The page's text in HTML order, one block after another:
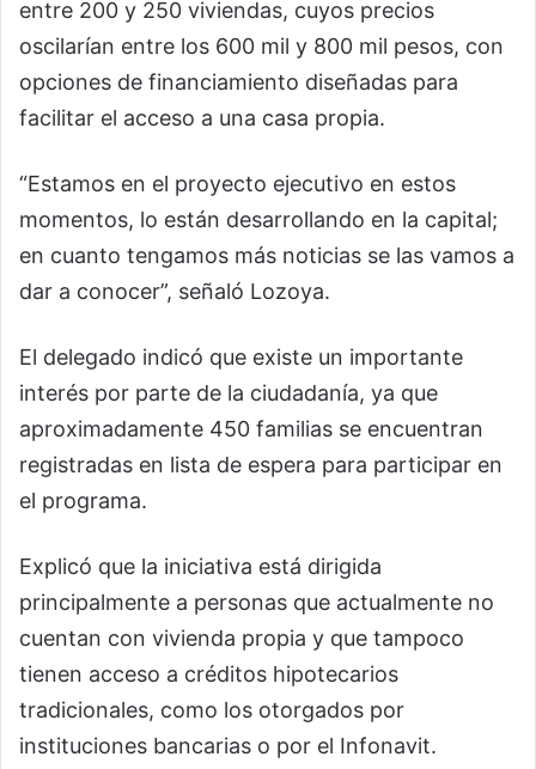
entre 200 y 250 viviendas, cuyos precios
oscilarían entre los 600 mil y 800 mil pesos, con
opciones de financiamiento diseñadas para
facilitar el acceso a una casa propia.
“Estamos en el proyecto ejecutivo en estos
momentos, lo están desarrollando en la capital;
en cuanto tengamos más noticias se las vamos a
dar a conocer”, señaló Lozoya.
El delegado indicó que existe un importante
interés por parte de la ciudadanía, ya que
aproximadamente 450 familias se encuentran
registradas en lista de espera para participar en
el programa.
Explicó que la iniciativa está dirigida
principalmente a personas que actualmente no
cuentan con vivienda propia y que tampoco
tienen acceso a créditos hipotecarios
tradicionales, como los otorgados por
instituciones bancarias o por el Infonavit.